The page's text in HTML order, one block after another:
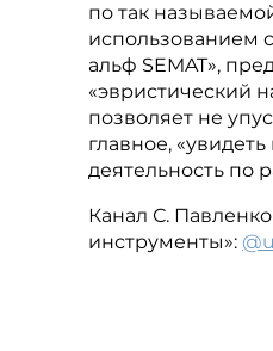
по так
использованием
альф SEMAT»,
«эвристический
позволяет не
главное,
деятельность по
Канал С.
инструменты»: